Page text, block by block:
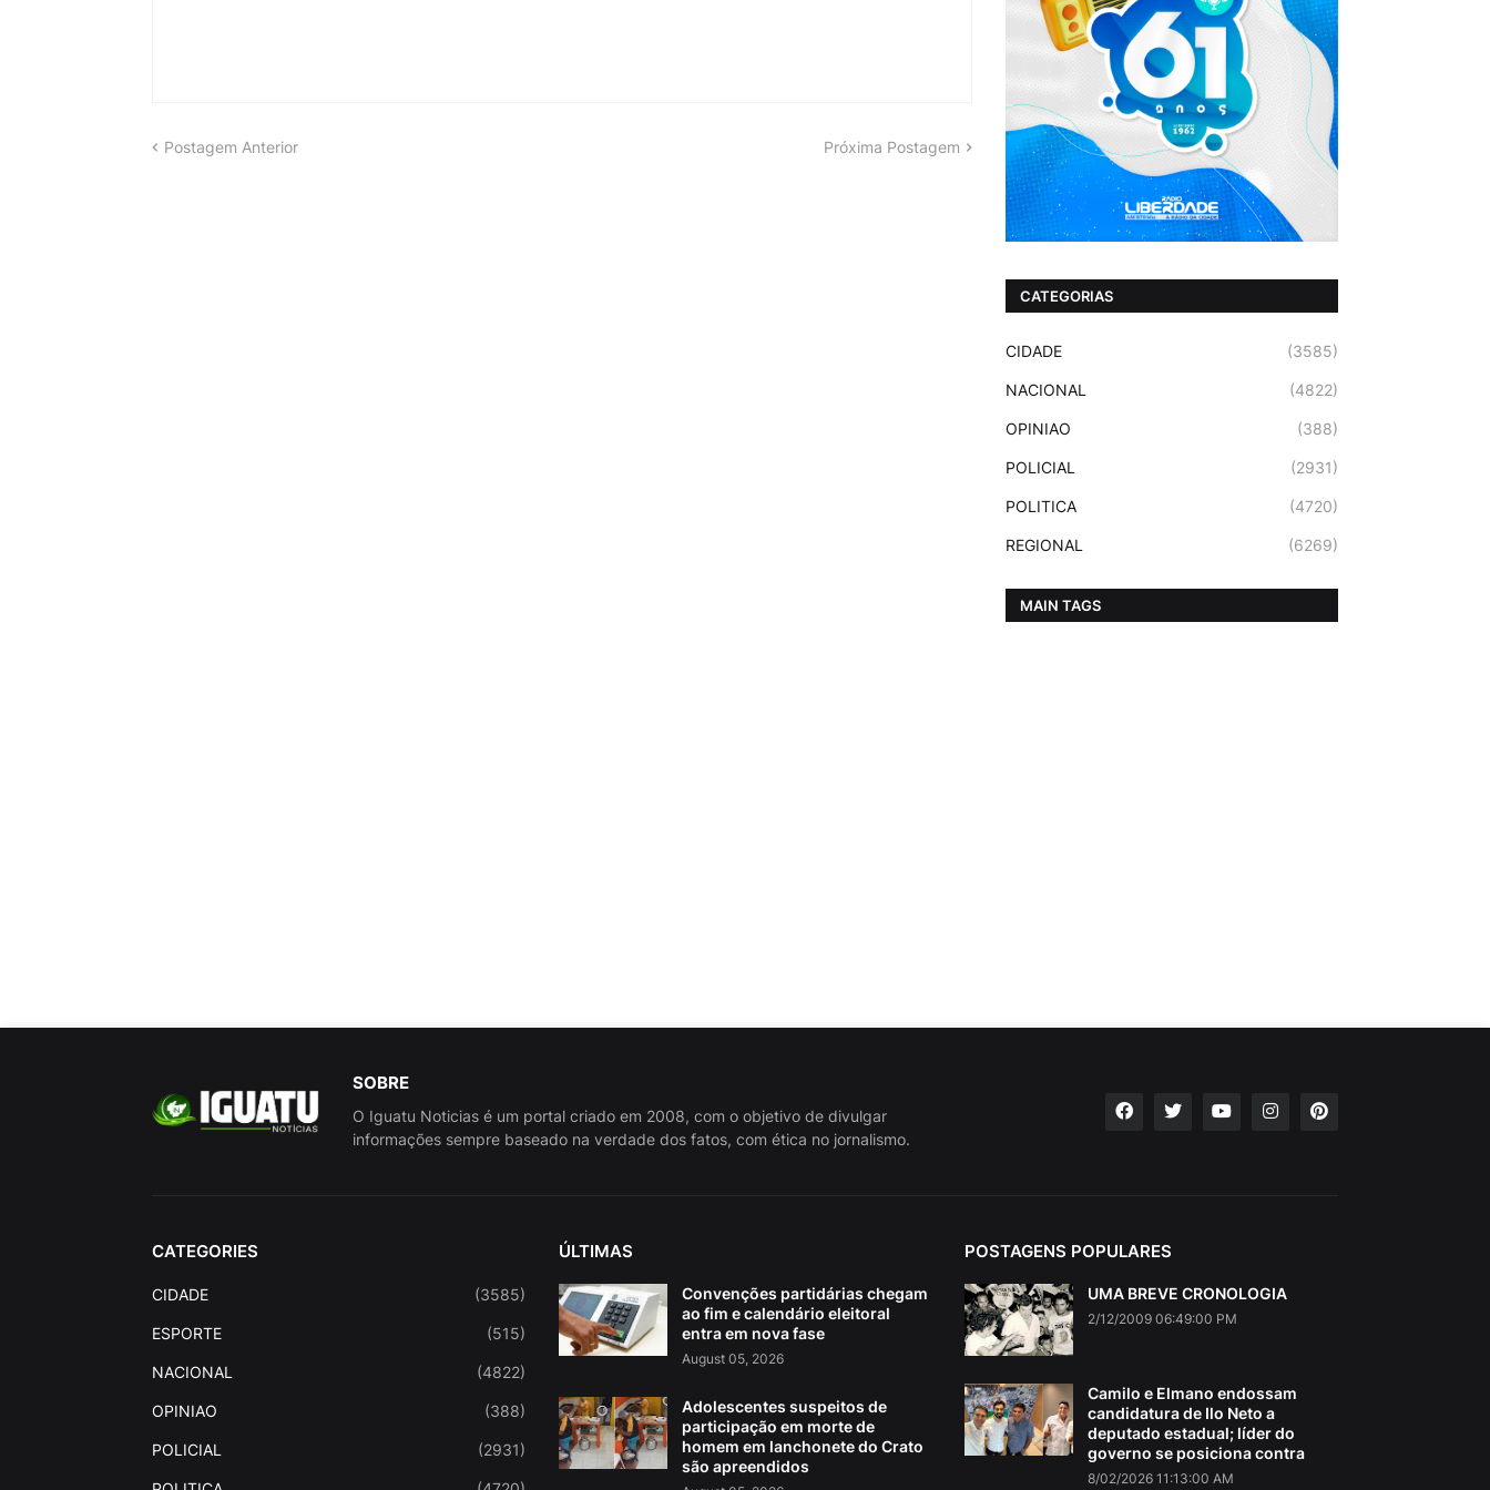
Postagem Anterior Próxima Postagem
CATEGORIAS
CIDADE (3585)
NACIONAL (4822)
OPINIAO (388)
POLICIAL (2931)
POLITICA (4720)
REGIONAL (6269)
MAIN TAGS
SOBRE
O Iguatu Noticias é um portal criado em 2008, com o objetivo de divulgar
informações sempre baseado na verdade dos fatos, com ética no jornalismo.
CATEGORIES
CIDADE (3585)
ESPORTE (515)
NACIONAL (4822)
OPINIAO (388)
POLICIAL (2931)
ÚLTIMAS
Convenções partidárias chegam
ao fim e calendário eleitoral
entra em nova fase
August 05, 2026
Adolescentes suspeitos de
participação em morte de
homem em lanchonete do Crato
são apreendidos
POSTAGENS POPULARES
UMA BREVE CRONOLOGIA
2/12/2009 06:49:00 PM
Camilo e Elmano endossam
candidatura de Ilo Neto a
deputado estadual; líder do
governo se posiciona contra
8/02/2026 11:13:00 AM